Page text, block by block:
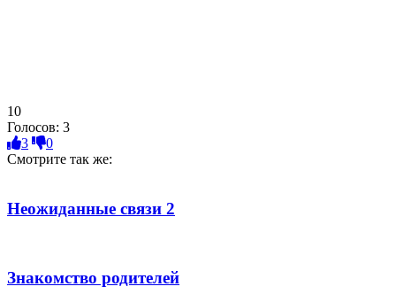
10
Голосов: 3
3
0
Смотрите так же:
Неожиданные связи 2
Знакомство родителей